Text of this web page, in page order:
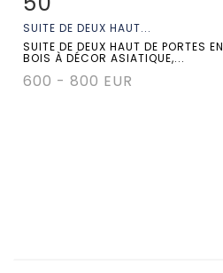
SUITE DE DEUX HAUT...
SUITE DE DEUX HAUT DE PORTES EN
BOIS À DÉCOR ASIATIQUE,...
600 - 800 EUR